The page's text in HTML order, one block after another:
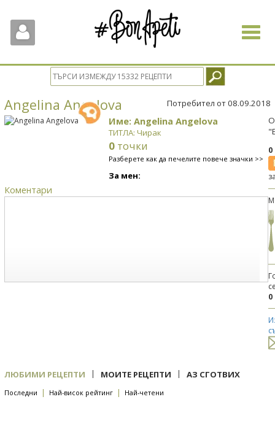
Toggle
Angelina Angelova Потребител от 08.09.2018
Име: Angelina Angelova
ТИТЛА: Чирак
0 точки
Разберете как да печелите повече значки >>
За мен:
Коментари
0
ЛЮБИМИ РЕЦЕПТИ | МОИТЕ РЕЦЕПТИ | АЗ СГОТВИХ
Последни | Най-висок рейтинг | Най-четени